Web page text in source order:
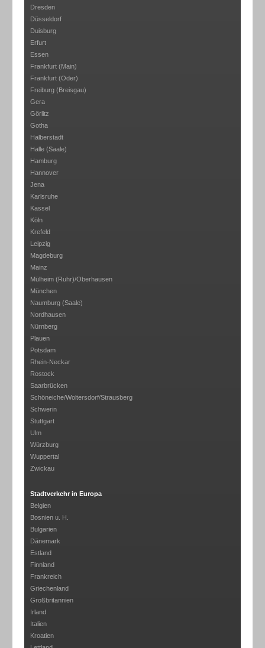
Dresden
Düsseldorf
Duisburg
Erfurt
Essen
Frankfurt (Main)
Frankfurt (Oder)
Freiburg (Breisgau)
Gera
Görlitz
Gotha
Halberstadt
Halle (Saale)
Hamburg
Hannover
Jena
Karlsruhe
Kassel
Köln
Krefeld
Leipzig
Magdeburg
Mainz
Mülheim (Ruhr)/Oberhausen
München
Naumburg (Saale)
Nordhausen
Nürnberg
Plauen
Potsdam
Rhein-Neckar
Rostock
Saarbrücken
Schöneiche/Woltersdorf/Strausberg
Schwerin
Stuttgart
Ulm
Würzburg
Wuppertal
Zwickau
Stadtverkehr in Europa
Belgien
Bosnien u. H.
Bulgarien
Dänemark
Estland
Finnland
Frankreich
Griechenland
Großbritannien
Irland
Italien
Kroatien